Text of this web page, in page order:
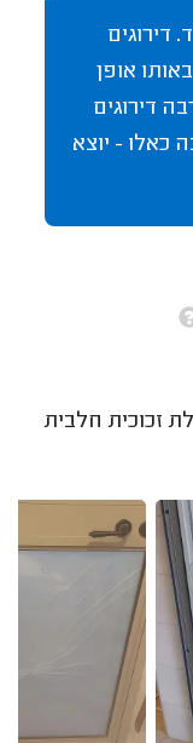
דירוגים
אופן
דירוגים
כאלו - יוצא
זכוכית חלבית